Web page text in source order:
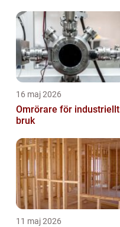
16 maj 2026
Omrörare för industriellt
bruk
11 maj 2026